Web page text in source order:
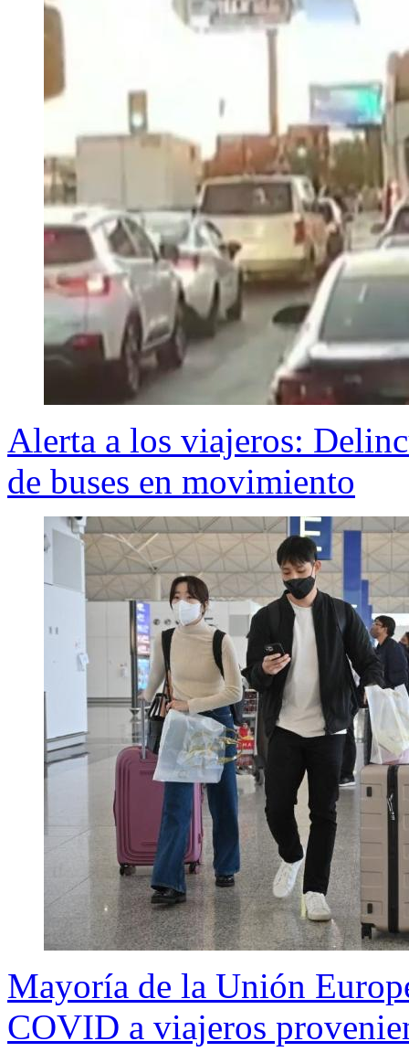
Alerta a los viajeros:
de buses en movimiento
Mayoría de la Unión
COVID a viajeros